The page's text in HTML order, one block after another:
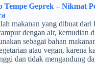
Tempe Geprek – Nikmat
makanan yang dibuat dari
dengan air, kemudian
sebagai bahan
atau vegan, karena
dan tidak mengandung